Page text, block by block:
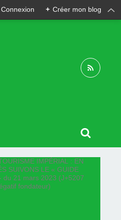
Connexion + Créer mon blog